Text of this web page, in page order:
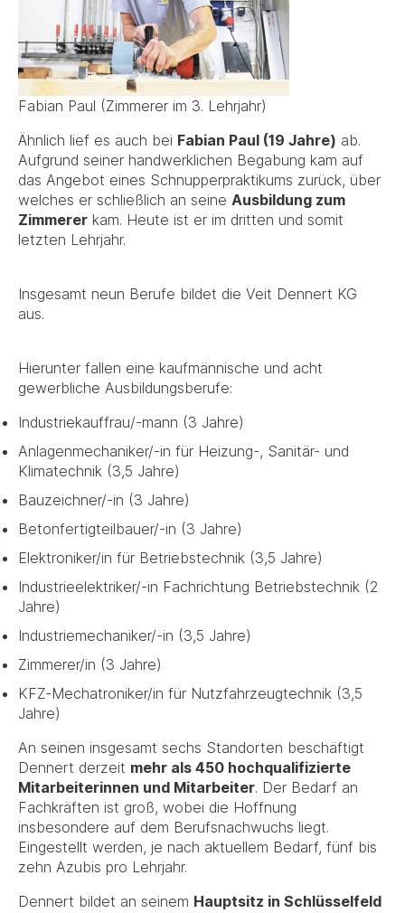
Fabian Paul (Zimmerer im 3. Lehrjahr)
Ähnlich lief es auch bei Fabian Paul (19 Jahre) ab.
Aufgrund seiner handwerklichen Begabung kam auf
das Angebot eines Schnupperpraktikums zurück, über
welches er schließlich an seine Ausbildung zum
Zimmerer kam. Heute ist er im dritten und somit
letzten Lehrjahr.
Insgesamt neun Berufe bildet die Veit Dennert KG
aus.
Hierunter fallen eine kaufmännische und acht
gewerbliche Ausbildungsberufe:
Industriekauffrau/-mann (3 Jahre)
Anlagenmechaniker/-in für Heizung-, Sanitär- und
Klimatechnik (3,5 Jahre)
Bauzeichner/-in (3 Jahre)
Betonfertigteilbauer/-in (3 Jahre)
Elektroniker/in für Betriebstechnik (3,5 Jahre)
Industrieelektriker/-in Fachrichtung Betriebstechnik (2
Jahre)
Industriemechaniker/-in (3,5 Jahre)
Zimmerer/in (3 Jahre)
KFZ-Mechatroniker/in für Nutzfahrzeugtechnik (3,5
Jahre)
An seinen insgesamt sechs Standorten beschäftigt
Dennert derzeit mehr als 450 hochqualifizierte
Mitarbeiterinnen und Mitarbeiter. Der Bedarf an
Fachkräften ist groß, wobei die Hoffnung
insbesondere auf dem Berufsnachwuchs liegt.
Eingestellt werden, je nach aktuellem Bedarf, fünf bis
zehn Azubis pro Lehrjahr.
Dennert bildet an seinem Hauptsitz in Schlüsselfeld